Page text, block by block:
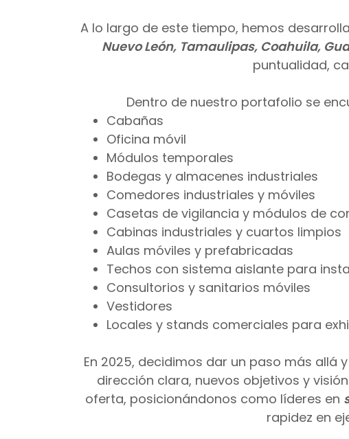
A lo largo de este tiempo, hemos
Nuevo León, Tamaulipas, Coahuila,
puntualidad,
Dentro de nuestro portafolio se
Cabañas
Oficina móvil
Módulos temporales
Bodegas y almacenes industriales
Comedores industriales y móviles
Casetas de vigilancia y módulos de
Cabinas industriales y cuartos limpios
Aulas móviles y prefabricadas
Techos con sistema aislante para
Consultorios y sanitarios móviles
Vestidores
Locales y stands comerciales para
En 2025, decidimos dar un paso más allá
dirección clara, nuevos objetivos y
oferta, posicionándonos como líderes en
rapidez en